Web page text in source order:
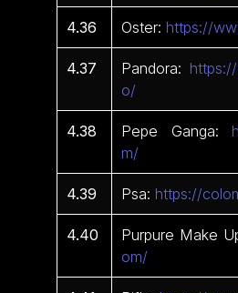
4.36 Oster:https://
4.37 Pandora:
o/
4.38 Pepe Ganga:
m/
4.39 Psa:https://
4.40 Purpure Make
om/